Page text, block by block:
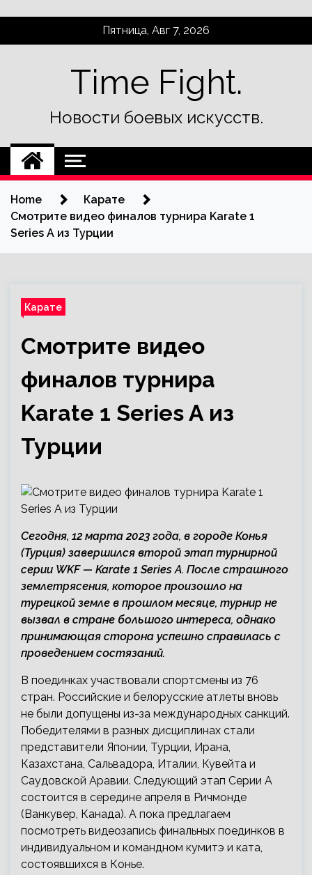
Пятница, Авг 7, 2026
Time Fight.
Новости боевых искусств.
Home
Карате
Смотрите видео финалов турнира Karate 1
Series A из Турции
Карате
Смотрите видео
финалов турнира
Karate 1 Series A из
Турции
Сегодня, 12 марта 2023 года, в городе Конья
(Турция) завершился второй этап турнирной
серии WKF — Karate 1 Series A. После страшного
землетрясения, которое произошло на
турецкой земле в прошлом месяце, турнир не
вызвал в стране большого интереса, однако
принимающая сторона успешно справилась с
проведением состязаний.
В поединках участвовали спортсмены из 76
стран. Российские и белорусские атлеты вновь
не были допущены из-за международных санкций.
Победителями в разных дисциплинах стали
представители Японии, Турции, Ирана,
Казахстана, Сальвадора, Италии, Кувейта и
Саудовской Аравии. Следующий этап Серии А
состоится в середине апреля в Ричмонде
(Ванкувер, Канада). А пока предлагаем
посмотреть видеозапись финальных поединков в
индивидуальном и командном кумитэ и ката,
состоявшихся в Конье.